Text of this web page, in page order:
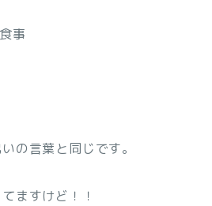
事
の言葉と同じです。
ますけど！！